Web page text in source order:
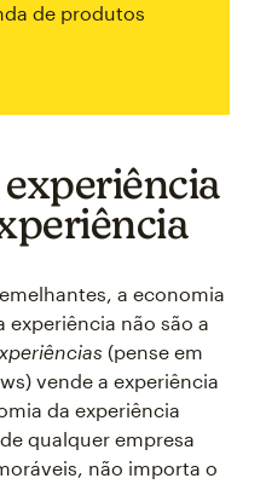
de produtos
a economia
experiência não são a
(pense em
vende a experiência
da experiência
qualquer empresa
não importa o